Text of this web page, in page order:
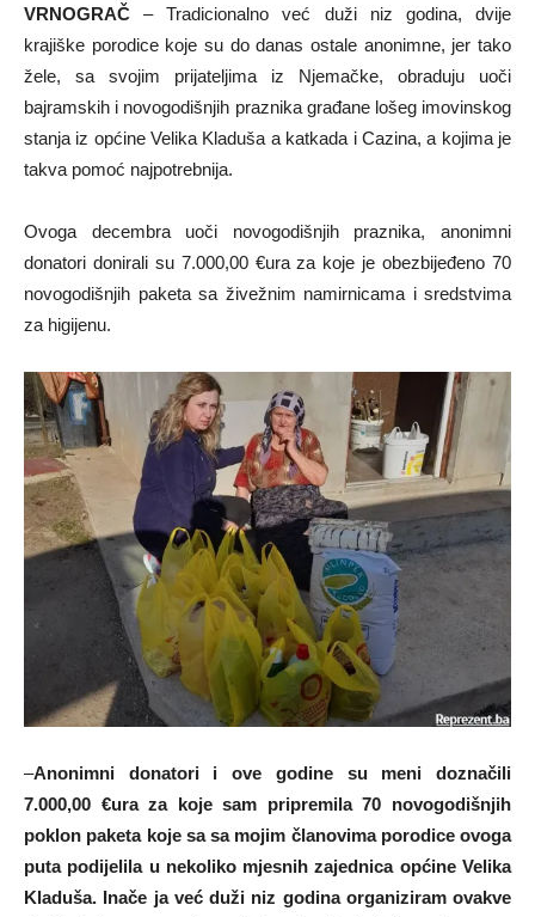
VRNOGRAČ – Tradicionalno već duži niz godina, dvije
krajiške porodice koje su do danas ostale anonimne, jer tako
žele, sa svojim prijateljima iz Njemačke, obraduju uoči
bajramskih i novogodišnjih praznika građane lošeg imovinskog
stanja iz općine Velika Kladuša a katkada i Cazina, a kojima je
takva pomoć najpotrebnija.
Ovoga decembra uoči novogodišnjih praznika, anonimni
donatori donirali su 7.000,00 €ura za koje je obezbijeđeno 70
novogodišnjih paketa sa živežnim namirnicama i sredstvima
za higijenu.
–Anonimni donatori i ove godine su meni doznačili
7.000,00 €ura za koje sam pripremila 70 novogodišnjih
poklon paketa koje sa sa mojim članovima porodice ovoga
puta podijelila u nekoliko mjesnih zajednica općine Velika
Kladuša. Inače ja već duži niz godina organiziram ovakve